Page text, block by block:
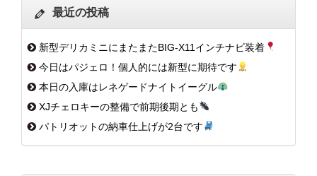
最近の投稿
新型デリカミニにまたまたBIG-X11インチナビ装着
今日はパジェロ！個人的には新型に期待です
本日の入庫はレネゲードナイトイーグル
XJチェロキーの整備で前期後期とも
パトリオットの納車仕上げが2台です